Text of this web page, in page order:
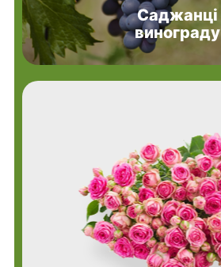
Саджанці
винограду